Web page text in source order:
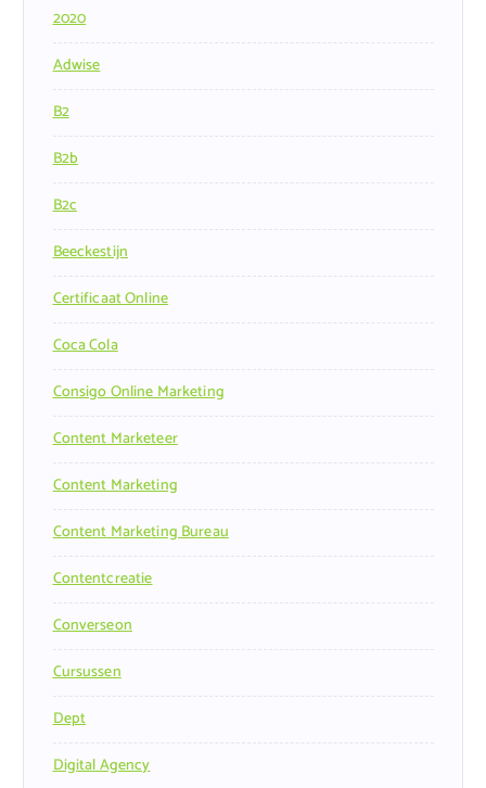
2020
Adwise
B2
B2b
B2c
Beeckestijn
Certificaat Online
Coca Cola
Consigo Online Marketing
Content Marketeer
Content Marketing
Content Marketing Bureau
Contentcreatie
Converseon
Cursussen
Dept
Digital Agency